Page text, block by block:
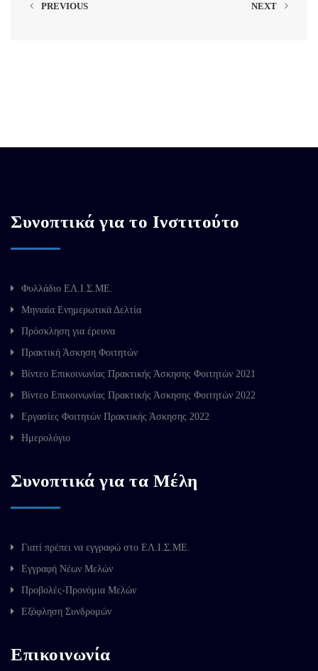
PREVIOUS NEXT
Συνοπτικά για το Ινστιτούτο
Φυλλάδιο ΕΛ.Ι.Σ.ΜΕ.
Μηνιαία Ενημερωτικά Δελτία
Πρόσκληση για έρευνα
Πρακτική Άσκηση Φοιτητών
Βίντεο Επικοινωνίας Πρακτικής Άσκησης Φοιτητών 2021
Βίντεο Επικοινωνίας Πρακτικής Άσκησης Φοιτητών 2022
Εργασίες Φοιτητών Πρακτικής Άσκησης 2022
Ημερολόγιο
Συνοπτικά για τα Μέλη
Γιατί πρέπει να εγγραφώ στο ΕΛ.Ι.Σ.ΜΕ.
Εγγραφή Νέων Μελών
Προβολές-Προνόμια Μελών
Εξόφληση Συνδρομών
Επικοινωνία